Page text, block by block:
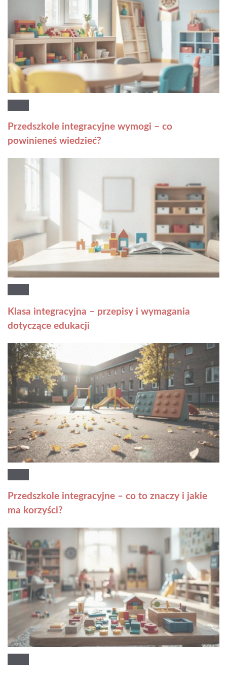
Przedszkole integracyjne wymogi – co
powinieneś wiedzieć?
Klasa integracyjna – przepisy i wymagania
dotyczące edukacji
Przedszkole integracyjne – co to znaczy i jakie
ma korzyści?